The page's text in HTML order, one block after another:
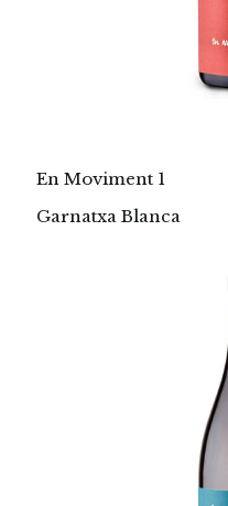
En Moviment 1
Garnatxa Blanca